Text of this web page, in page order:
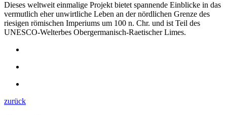
Dieses weltweit einmalige Projekt bietet spannende Einblicke in das
vermutlich eher unwirtliche Leben an der nördlichen Grenze des
riesigen römischen Imperiums um 100 n. Chr. und ist Teil des
UNESCO-Welterbes Obergermanisch-Raetischer Limes.
zurück